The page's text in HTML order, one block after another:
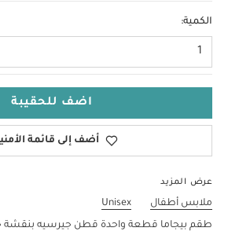
الكمية:
1
اضف للحقيبة
أضف إلى قائمة
عرض المزيد
ملابس أطفال
Unisex
طقم بيجاما قطعة واحدة قطن جيرسيه بنقشة جلد